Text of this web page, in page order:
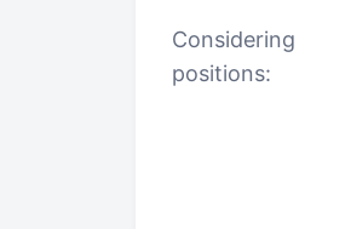
Considering
positions: